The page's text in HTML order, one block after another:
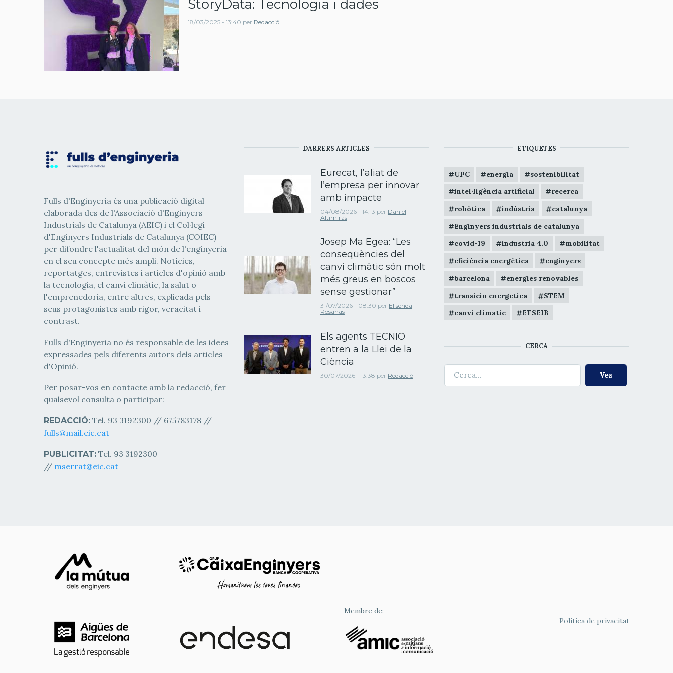
navegació
StoryData: Tecnologia i dades
18/03/2025 - 13:40 per Redacció
Fulls d'Enginyeria és una publicació digital
elaborada des de l'Associació d'Enginyers
Industrials de Catalunya (AEIC) i el Col·legi
d'Enginyers Industrials de Catalunya (COIEC)
per difondre l'actualitat del món de l'enginyeria
en el seu concepte més ampli. Notícies,
reportatges, entrevistes i articles d'opinió amb
la tecnologia, el canvi climàtic, la salut o
l'emprenedoria, entre altres, explicada pels
seus protagonistes amb rigor, veracitat i
contrast.
Fulls d'Enginyeria no és responsable de les idees
expressades pels diferents autors dels articles
d'Opinió.
Per posar-vos en contacte amb la redacció, fer
qualsevol consulta o participar:
REDACCIÓ: Tel. 93 3192300 // 675783178 //
fulls@mail.eic.cat
PUBLICITAT: Tel. 93 3192300
// mserrat@eic.cat
DARRERS ARTICLES
Eurecat, l’aliat de
l’empresa per innovar
amb impacte
04/08/2026 - 14:13 per Daniel
Altimiras
Josep Ma Egea: “Les
conseqüències del
canvi climàtic són molt
més greus en boscos
sense gestionar”
31/07/2026 - 08:30 per Elisenda
Rosanas
Els agents TECNIO
entren a la Llei de la
Ciència
30/07/2026 - 13:38 per Redacció
ETIQUETES
UPC energia
sostenibilitat
intel·ligència artificial
recerca
robòtica
indústria
catalunya
Enginyers industrials de catalunya
covid-19
industria 4.0
mobilitat
eficiència energètica
enginyers
barcelona
energies renovables
transicio energetica
STEM
canvi climatic
ETSEIB
CERCA
Membre de:
FOOTER
Política de privacitat